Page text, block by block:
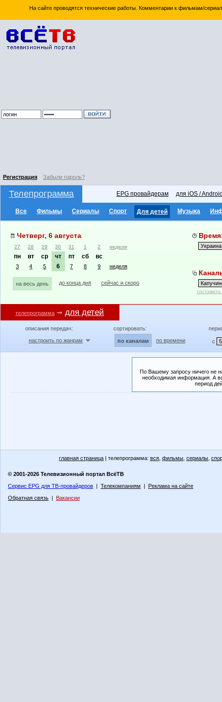
На сайте проводятся технические работы. Комментарии к фильмам/
Регистрация Забыли пароль?
Телепрограмма EPG провайдерам для iOS /
Все Фильмы Сериалы Спорт Для детей Музыка
Четверг, 6 августа
27 28 29 30 31 1 2 неделя
пн вт ср чт пт сб вс
3 4 5 6 7 8 9 неделя
на весь день до конца дня сейчас и скоро
телепрограмма для детей
описания передач:
настроить по жанрам
сортировать:
по каналам по времени с
По Вашему запросу ничего не
необходимая информация. А
период
главная страница | телепрограмма: вся фильмы сериалы
© 2001-2026 Телевизионный портал ВсёТВ
Сервис EPG для ТВ-провайдеров | Телекомпаниям | Реклама на сайте
Обратная связь | Вакансии